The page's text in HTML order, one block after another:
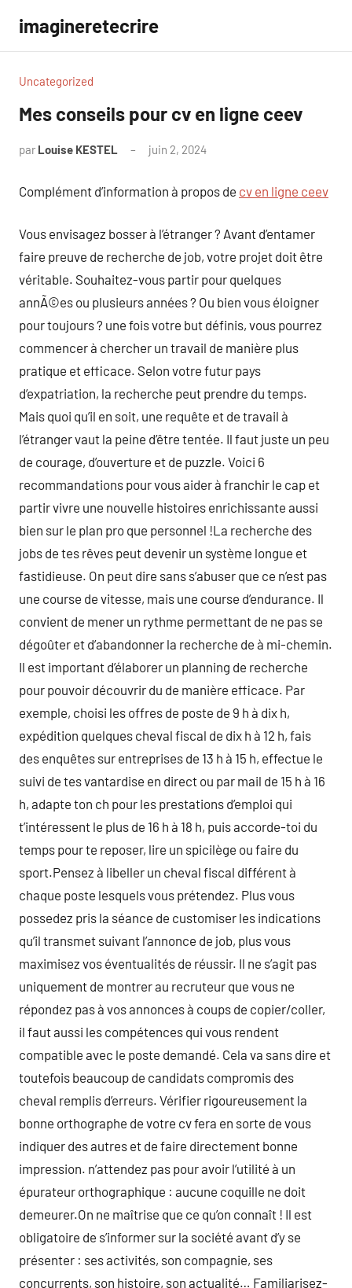
contenu
imagineretecrire
Uncategorized
Mes conseils pour cv en ligne ceev
par Louise KESTEL juin 2, 2024
Complément d’information à propos de cv en ligne ceev
Vous envisagez bosser à l’étranger ? Avant d’entamer
faire preuve de recherche de job, votre projet doit être
véritable. Souhaitez-vous partir pour quelques
annÃ©es ou plusieurs années ? Ou bien vous éloigner
pour toujours ? une fois votre but définis, vous pourrez
commencer à chercher un travail de manière plus
pratique et efficace. Selon votre futur pays
d’expatriation, la recherche peut prendre du temps.
Mais quoi qu’il en soit, une requête et de travail à
l’étranger vaut la peine d’être tentée. Il faut juste un peu
de courage, d’ouverture et de puzzle. Voici 6
recommandations pour vous aider à franchir le cap et
partir vivre une nouvelle histoires enrichissante aussi
bien sur le plan pro que personnel !La recherche des
jobs de tes rêves peut devenir un système longue et
fastidieuse. On peut dire sans s’abuser que ce n’est pas
une course de vitesse, mais une course d’endurance. Il
convient de mener un rythme permettant de ne pas se
dégoûter et d’abandonner la recherche de à mi-chemin.
Il est important d’élaborer un planning de recherche
pour pouvoir découvrir du de manière efficace. Par
exemple, choisi les offres de poste de 9 h à dix h,
expédition quelques cheval fiscal de dix h à 12 h, fais
des enquêtes sur entreprises de 13 h à 15 h, effectue le
suivi de tes vantardise en direct ou par mail de 15 h à 16
h, adapte ton ch pour les prestations d’emploi qui
t’intéressent le plus de 16 h à 18 h, puis accorde-toi du
temps pour te reposer, lire un spicilège ou faire du
sport.Pensez à libeller un cheval fiscal différent à
chaque poste lesquels vous prétendez. Plus vous
possedez pris la séance de customiser les indications
qu’il transmet suivant l’annonce de job, plus vous
maximisez vos éventualités de réussir. Il ne s’agit pas
uniquement de montrer au recruteur que vous ne
répondez pas à vos annonces à coups de copier/coller,
il faut aussi les compétences qui vous rendent
compatible avec le poste demandé. Cela va sans dire et
toutefois beaucoup de candidats compromis des
cheval remplis d’erreurs. Vérifier rigoureusement la
bonne orthographe de votre cv fera en sorte de vous
indiquer des autres et de faire directement bonne
impression. n’attendez pas pour avoir l’utilité à un
épurateur orthographique : aucune coquille ne doit
demeurer.On ne maîtrise que ce qu’on connaît ! Il est
obligatoire de s’informer sur la société avant d’y se
présenter : ses activités, son compagnie, ses
concurrents, son histoire, son actualité… Familiarisez-